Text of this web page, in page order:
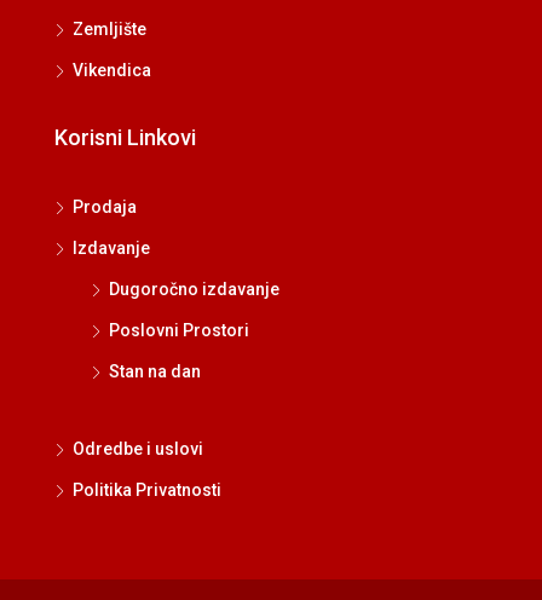
Zemljište
Vikendica
Korisni Linkovi
Prodaja
Izdavanje
Dugoročno izdavanje
Poslovni Prostori
Stan na dan
Odredbe i uslovi
Politika Privatnosti